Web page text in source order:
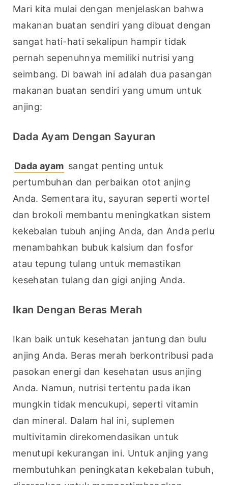
Mari kita mulai dengan menjelaskan bahwa
makanan buatan sendiri yang dibuat dengan
sangat hati-hati sekalipun hampir tidak
pernah sepenuhnya memiliki nutrisi yang
seimbang. Di bawah ini adalah dua pasangan
makanan buatan sendiri yang umum untuk
anjing:
Dada Ayam Dengan Sayuran
Dada ayam sangat penting untuk
pertumbuhan dan perbaikan otot anjing
Anda. Sementara itu, sayuran seperti wortel
dan brokoli membantu meningkatkan sistem
kekebalan tubuh anjing Anda, dan Anda perlu
menambahkan bubuk kalsium dan fosfor
atau tepung tulang untuk memastikan
kesehatan tulang dan gigi anjing Anda.
Ikan Dengan Beras Merah
Ikan baik untuk kesehatan jantung dan bulu
anjing Anda. Beras merah berkontribusi pada
pasokan energi dan kesehatan usus anjing
Anda. Namun, nutrisi tertentu pada ikan
mungkin tidak mencukupi, seperti vitamin
dan mineral. Dalam hal ini, suplemen
multivitamin direkomendasikan untuk
menutupi kekurangan ini. Untuk anjing yang
membutuhkan peningkatan kekebalan tubuh,